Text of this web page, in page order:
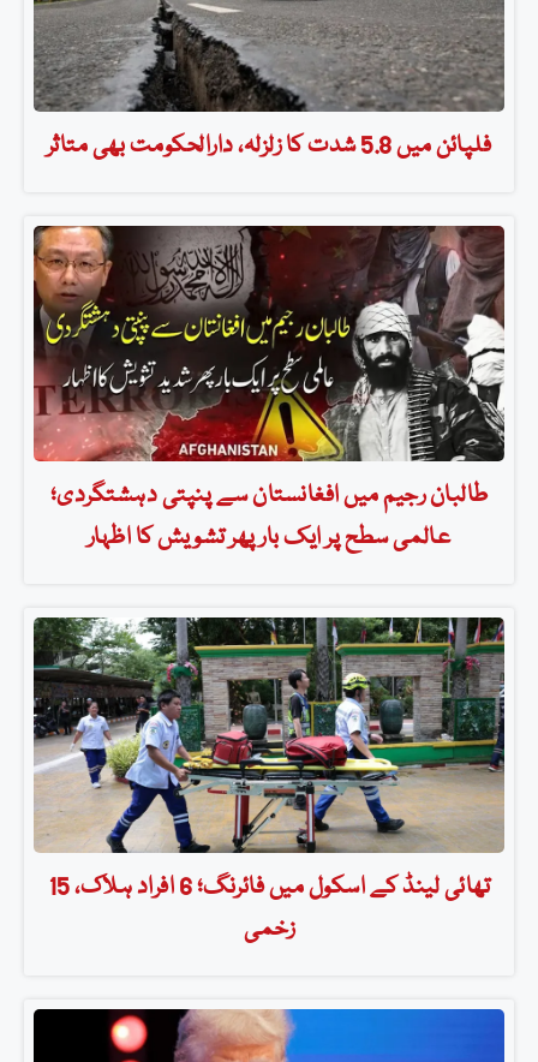
فلپائن میں 5.8 شدت کا زلزلہ، دارالحکومت بھی متاثر
طالبان رجیم میں افغانستان سے پنپتی دہشتگردی؛
عالمی سطح پر ایک بار پھر تشویش کا اظہار
تھائی لینڈ کے اسکول میں فائرنگ؛ 6 افراد ہلاک، 15
زخمی